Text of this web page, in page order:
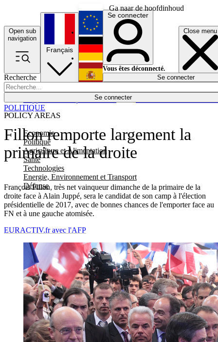
Ga naar de hoofdinhoud
Open sub
navigation
Close menu
Recherche
Se connecter
POLICY AREAS
Economie
Politique
Agriculture et Alimentation
Santé
Technologies
Energie, Environnement et Transport
Défense
Économie
Français
English
Deutsch
Español
Se connecter
Vous êtes déconnecté.
Se connecter
Fillon remporte largement la
primaire de la droite
François Fillon, très net vainqueur dimanche de la primaire de la
droite face à Alain Juppé, sera le candidat de son camp à l'élection
présidentielle de 2017, avec de bonnes chances de l'emporter face au
FN et à une gauche atomisée.
POLITIQUE
EURACTIV.fr avec l'AFP